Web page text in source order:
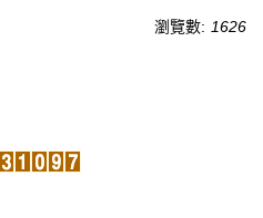
瀏覽數: 1626